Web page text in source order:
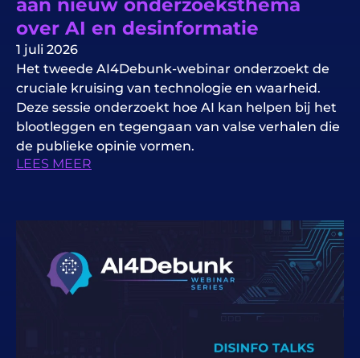
over AI en desinformatie
1 juli 2026
Het tweede AI4Debunk-webinar onderzoekt de
cruciale kruising van technologie en waarheid.
Deze sessie onderzoekt hoe AI kan helpen bij het
blootleggen en tegengaan van valse verhalen die
de publieke opinie vormen.
LEES MEER